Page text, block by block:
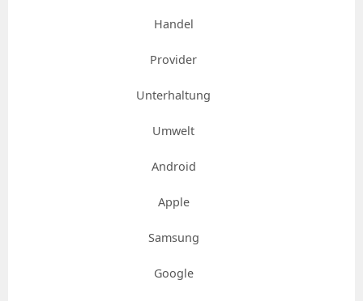
Handel
Provider
Unterhaltung
Umwelt
Android
Apple
Samsung
Google